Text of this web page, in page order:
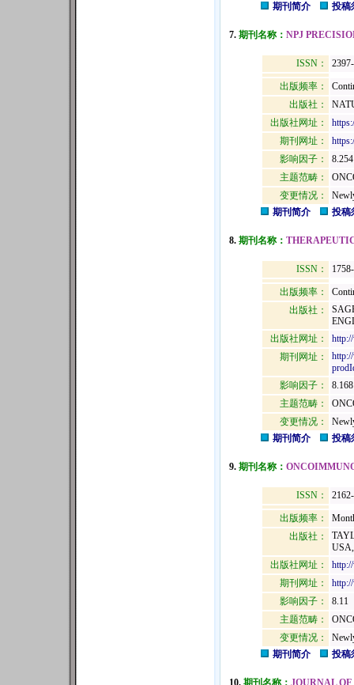
期刊简介
投稿
7. 期刊名称： NPJ
ISSN：
出版频率：
出版社：
出版社网址：
期刊网址：
影响因子：
8.254
主题范畴：
变更情况：
期刊简介
投稿
8. 期刊名称：
ISSN：
出版频率：
出版社：
出版社网址：
期刊网址：
影响因子：
8.168
主题范畴：
变更情况：
期刊简介
投稿
9. 期刊名称：
ISSN：
出版频率：
出版社：
出版社网址：
期刊网址：
影响因子：
8.11
主题范畴：
变更情况：
期刊简介
投稿
10. 期刊名称： JOURNAL OF